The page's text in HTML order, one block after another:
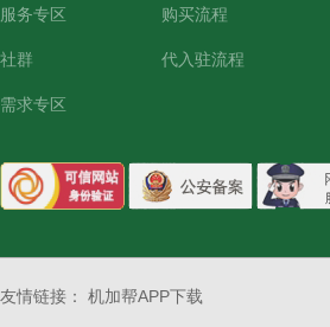
服务专区
社群
需求专区
购买流程
代入驻流程
友情链接： 机加帮APP下载